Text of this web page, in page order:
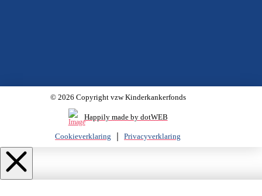
© 2026 Copyright vzw Kinderkankerfonds
Happily made by dotWEB
Cookieverklaring Privacyverklaring